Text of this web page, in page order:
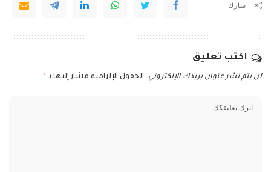
شارك
اكتب تعليق
لن يتم نشر عنوان بريدك الإلكتروني. الحقول الإلزامية مشار إليها بـ *